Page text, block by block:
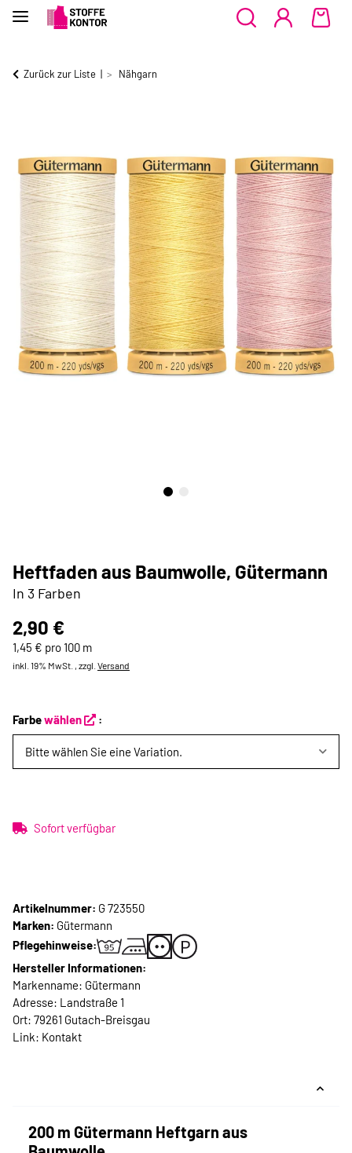
Zurück zur Liste Nähgarn
Heftfaden aus Baumwolle, Gütermann
In 3 Farben
2,90 €
1,45 € pro 100 m
inkl. 19% MwSt. , zzgl. Versand
Farbewählen :
Bitte wählen Sie eine Variation.
Sofort verfügbar
Artikelnummer: G 723550
Marken: Gütermann
Pflegehinweise:
Hersteller Informationen:
Markenname: Gütermann
Adresse: Landstraße 1
Ort: 79261 Gutach-Breisgau
Link: Kontakt
200 m Gütermann Heftgarn aus